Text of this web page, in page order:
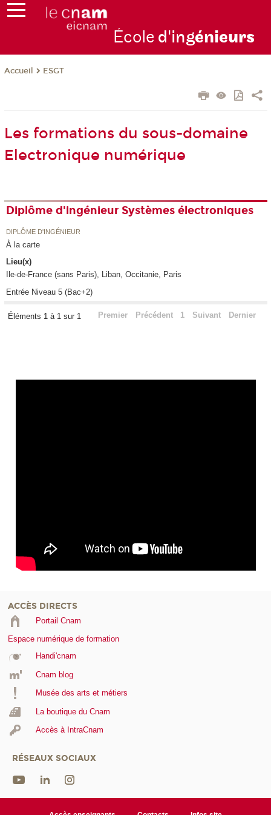
École d'ingénieurs
Accueil ESGT
Les formations du sous-domaine
Electronique numérique
Diplôme d'ingénieur Systèmes électroniques
DIPLÔME D'INGÉNIEUR
À la carte
Lieu(x)
Ile-de-France (sans Paris), Liban, Occitanie, Paris
Entrée Niveau 5 (Bac+2)
Éléments 1 à 1 sur 1 Premier Précédent 1 Suivant Dernier
ACCÈS DIRECTS
Portail Cnam
Espace numérique de formation
Handi'cnam
Cnam blog
Musée des arts et métiers
La boutique du Cnam
Accès à IntraCnam
RÉSEAUX SOCIAUX